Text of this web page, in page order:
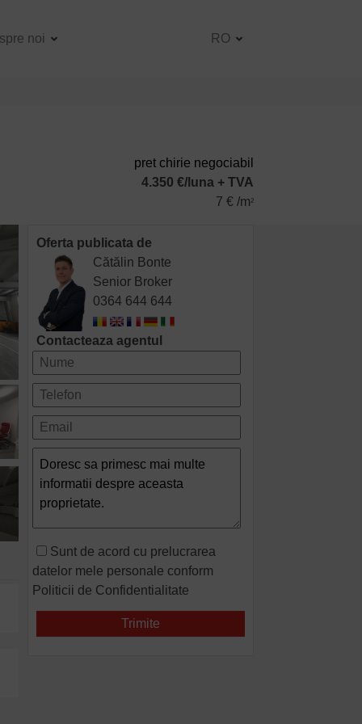
noi RO
pret chirie negociabil
4.350 €/luna + TVA
7 € /m2
Oferta publicata de
Cătălin Bonte
Senior Broker
0364 644 644
Contacteaza agentul
Sunt de acord cu prelucrarea
datelor mele personale conform
Politicii de Confidentialitate